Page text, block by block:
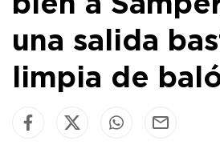
una salida
limpia de